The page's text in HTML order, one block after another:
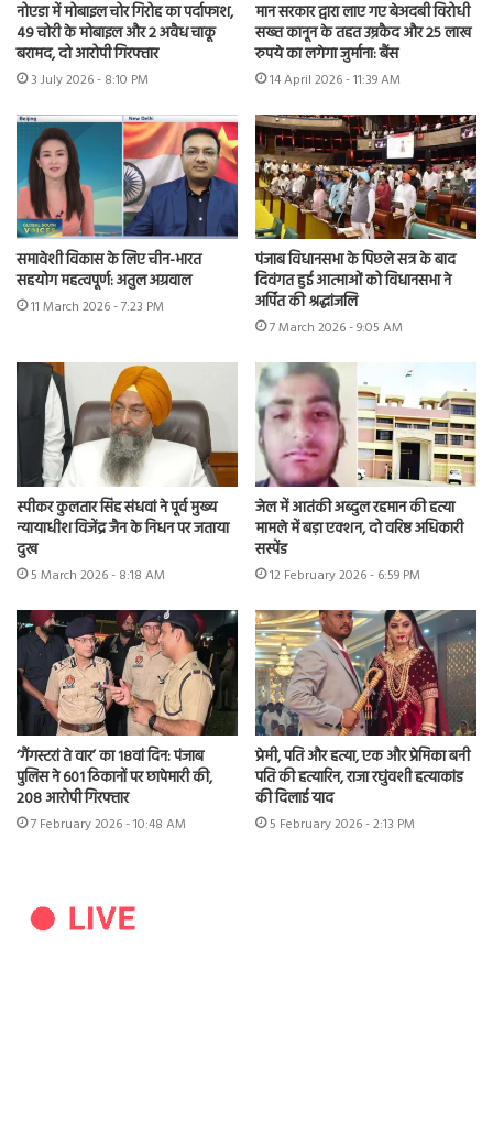
नोएडा में मोबाइल चोर गिरोह का पर्दाफाश,
49 चोरी के मोबाइल और 2 अवैध चाकू
बरामद, दो आरोपी गिरफ्तार
3 July 2026 - 8:10 PM
मान सरकार द्वारा लाए गए बेअदबी विरोधी
सख्त कानून के तहत उम्रकैद और 25 लाख
रुपये का लगेगा जुर्माना: बैंस
14 April 2026 - 11:39 AM
समावेशी विकास के लिए चीन-भारत
सहयोग महत्वपूर्ण: अतुल अग्रवाल
11 March 2026 - 7:23 PM
पंजाब विधानसभा के पिछले सत्र के बाद
दिवंगत हुई आत्माओं को विधानसभा ने
अर्पित की श्रद्धांजलि
7 March 2026 - 9:05 AM
स्पीकर कुलतार सिंह संधवां ने पूर्व मुख्य
न्यायाधीश विजेंद्र जैन के निधन पर जताया
दुख
5 March 2026 - 8:18 AM
जेल में आतंकी अब्दुल रहमान की हत्या
मामले में बड़ा एक्शन, दो वरिष्ठ अधिकारी
सस्पेंड
12 February 2026 - 6:59 PM
‘गैंगस्टरां ते वार’ का 18वां दिन: पंजाब
पुलिस ने 601 ठिकानों पर छापेमारी की,
208 आरोपी गिरफ्तार
7 February 2026 - 10:48 AM
प्रेमी, पति और हत्या, एक और प्रेमिका बनी
पति की हत्यारिन, राजा रघुंवशी हत्याकांड
की दिलाई याद
5 February 2026 - 2:13 PM